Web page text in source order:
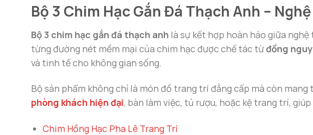
Bộ 3 Chim Hạc Gắn Đá Thạch Anh –
Bộ 3 chim hạc gắn đá thạch anh là sự kết hợp hoàn hảo giữa
từng đường nét mềm mại của chim hạc được chế tác từđồng
và tinh tế cho không gian sống.
Bộ sản phẩm không chỉ là món đồ trang trí đẳng cấp mà còn
phòng khách hiện đại, bàn làm việc, tủ rượu, hoặc kệ trang trí,
Chim Hồng Hạc Pha Lê Trang Trí